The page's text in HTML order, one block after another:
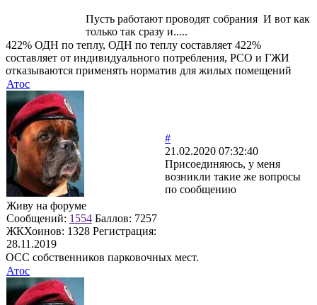
Пусть работают проводят собрания И вот как
только так сразу и.....
422% ОДН по теплу, ОДН по теплу составляет 422%
составляет от индивидуального потребления, РСО и ГЖИ
отказываются применять норматив для жилых помещений
Атос
Живу на форуме
Сообщений: 1554 Баллов: 7257
ЖКХоинов: 1328 Регистрация:
28.11.2019
#
21.02.2020 07:32:40
Присоединяюсь, у меня
возникли такие же вопросы
по сообщению
ОСС собственников парковочных мест.
Атос